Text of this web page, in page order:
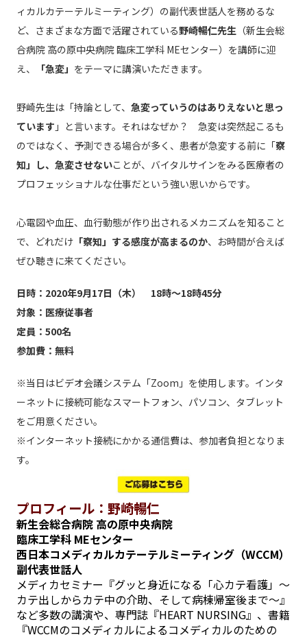
ィカルカテーテルミーティング）の副代表世話人を務めるな
ど、さまざまな方面で活躍されている野崎暢仁先生（新生会総
合病院 高の原中央病院 臨床工学科 MEセンター）を講師に迎
え、
「急変」 をテーマに講演いただきます。
野崎先生は「持論として、 急変っていうのはありえないと思っ
ています 」と言います。それはなぜか？ 急変は突然起こるも
のではなく、予測できる場合が多く、患者が急変する前に「察
知」し、急変させないことが、バイタルサインをみる医療者の
プロフェッショナルな仕事だという強い思いからです。
心電図や血圧、血行動態が作り出されるメカニズムを知ること
で、どれだけ「察知」する感度が高まるのか、お時間が合えば
ぜひ聴きに来てください。
日時：2020年9月17日（木） 18時～18時45分
対象：医療従事者
定員：500名
参加費：無料
※当日はビデオ会議システム「Zoom」を使用します。インタ
ーネットに接続可能なスマートフォン、パソコン、タブレット
をご用意ください。
※インターネット接続にかかる通信費は、参加者負担となりま
す。
プロフィール：野崎暢仁
新生会総合病院 高の原中央病院
臨床工学科 MEセンター
西日本コメディカルカテーテルミーティング（WCCM）
副代表世話人
メディカセミナー『グッと身近になる「心カテ看護」～
カテ出しからカテ中の介助、そして病棟帰室後まで～』
など多数の講演や、専門誌『HEART NURSING』、書籍
『WCCMのコメディカルによるコメディカルのための